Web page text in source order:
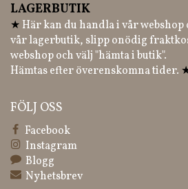
LAGERBUTIK
★ Här kan du handla i vår
vår lagerbutik, slipp onödig
webshop och välj "hämta i butik".
Hämtas efter överenskomna tider.
FÖLJ OSS
Facebook
Instagram
Blogg
Nyhetsbrev